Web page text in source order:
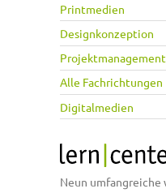
Printmedien
Designkonzeption
Projektmanagement
Alle Fachrichtungen
Digitalmedien
Neun umfangreiche